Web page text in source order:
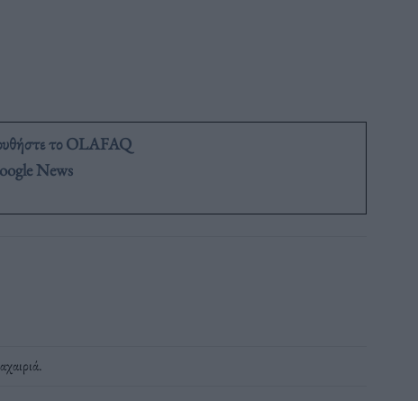
το OLAFAQ
News
.